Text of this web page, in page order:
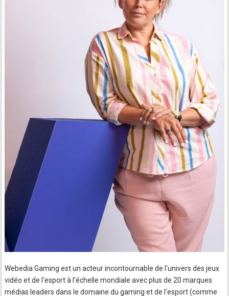
Webedia Gaming est un acteur incontournable de l'univers des jeux
vidéo et de l'esport à l'échelle mondiale avec plus de 20 marques
médias leaders dans le domaine du gaming et de l'esport (comme